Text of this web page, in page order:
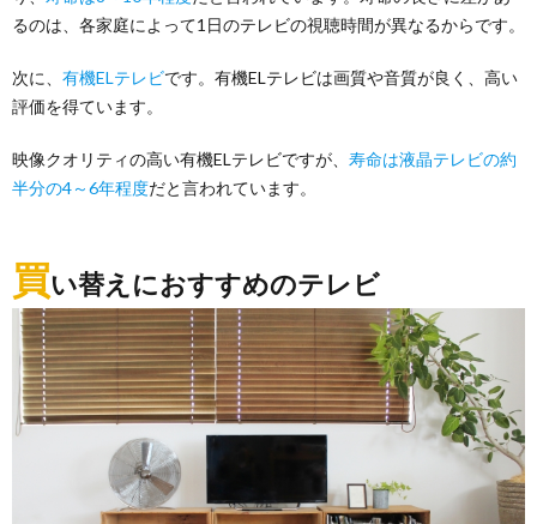
るのは、各家庭によって1日のテレビの視聴時間が異なるからです。
次に、 有機ELテレビです。有機ELテレビは画質や音質が良く、高い
評価を得ています。
映像クオリティの高い有機ELテレビですが、 寿命は液晶テレビの約
半分の4～6年程度だと言われています。
買い替えにおすすめのテレビ